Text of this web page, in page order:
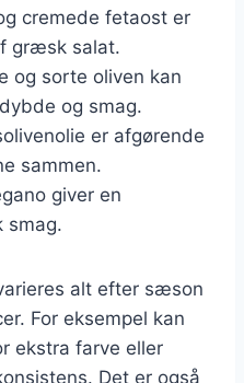
cremede fetaost er
græsk salat.
og sorte oliven kan
og smag.
er afgørende
sammen.
giver en
smag.
alt efter sæson
For eksempel kan
ekstra farve eller
Det er også